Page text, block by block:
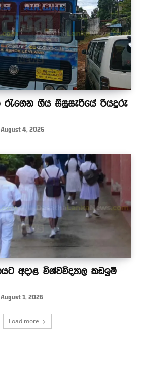
ගිය සිසුසැරියේ රියදුරු
August 4, 2026
අදාළ විශ්වවිද්‍යාල කඩඉම්
August 1, 2026
Load more